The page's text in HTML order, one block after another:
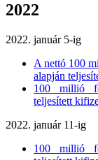
2022
2022. január 5-ig
A nettó 100
alapján
100 millió
teljesített
2022. január 11-ig
100 millió